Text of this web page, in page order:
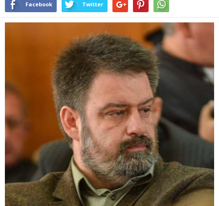
Facebook Twitter